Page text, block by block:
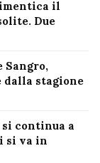
il
Due
dalla stagione
si continua a
si va in